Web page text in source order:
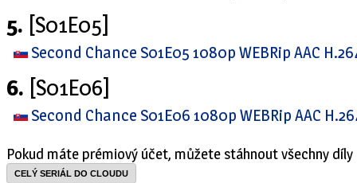
5. [S01E05]
Second Chance S01E05 1080p WEBRip AAC
6. [S01E06]
Second Chance S01E06 1080p WEBRip AAC
Pokud máte prémiový účet, můžete stáhnout všechny díly
CELÝ SERIÁL DO CLOUDU